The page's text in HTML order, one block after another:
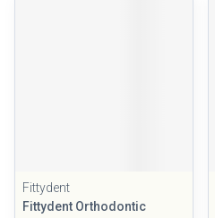
Fittydent
Fittydent Orthodontic